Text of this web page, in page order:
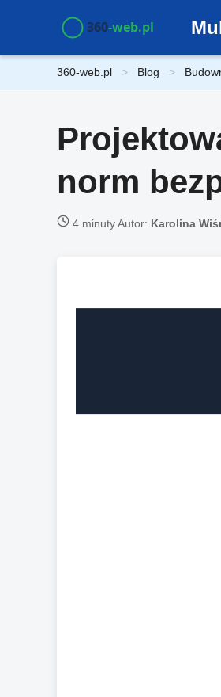
360-web.pl Blog
norm
4 minutyAutor: Karolina